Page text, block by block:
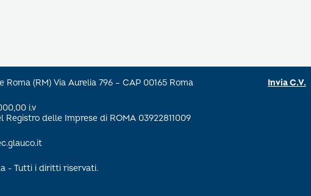
Roma (RM) Via Aurelia 796 – CAP 00165 Roma
i.v
Registro delle Imprese di ROMA 03922811009
- Tutti i diritti riservati.
Invia C.V.